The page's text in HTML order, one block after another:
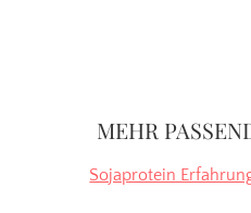
MEHR
Sojaprotein